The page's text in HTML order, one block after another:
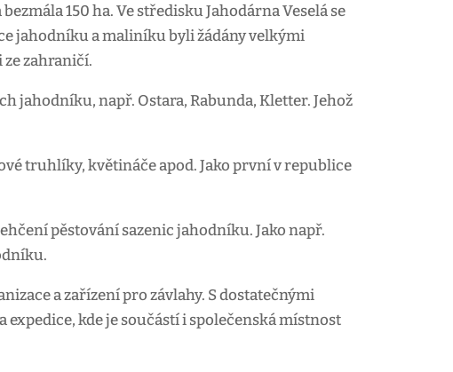
150 ha. Ve středisku Jahodárna Veselá se
jahodníku a maliníku byli žádány velkými
zahraničí.
jahodníku, např. Ostara, Rabunda, Kletter. Jehož
truhlíky, květináče apod. Jako první v republice
pěstování sazenic jahodníku. Jako např.
a zařízení pro závlahy. S dostatečnými
kde je součástí i společenská místnost